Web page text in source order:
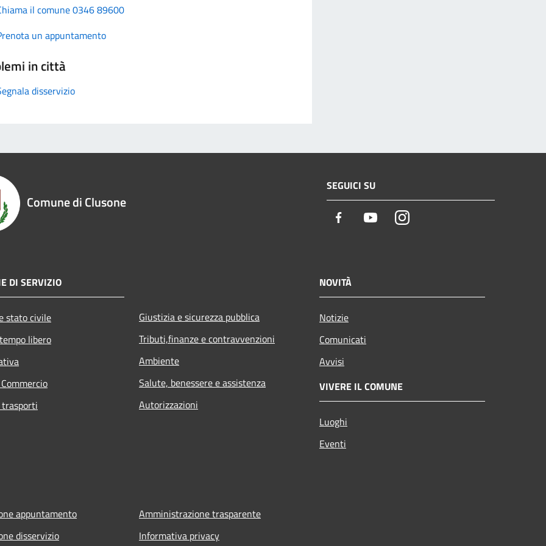
il comune 0346 89600
un appuntamento
in città
disservizio
Comune di Clusone
SEGUICI SU
Facebook YoutubeInstagram
DI SERVIZIO
stato civile
libero
Giustizia e sicurezza pubblica
Tributi,finanze e contravvenzioni
Ambiente
Salute, benessere e assistenza
Autorizzazioni
NOVITÀ
Notizie
Comunicati
Avvisi
VIVERE IL COMUNE
Luoghi
Eventi
appuntamento
disservizio
Amministrazione trasparente
Informativa privacy